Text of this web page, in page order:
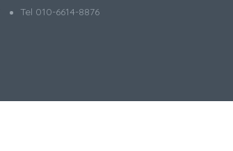
Tel 010-6614-8876